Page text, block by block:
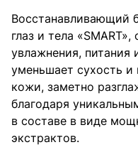
Восстанавливающий
глаз и тела
увлажнения, питания
уменьшает сухость и
кожи, заметно
благодаря
в составе в виде
экстрактов.